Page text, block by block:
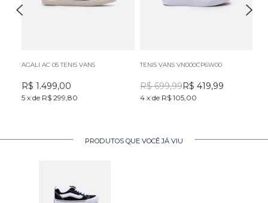
AGALI AC 05 TENIS VANS
R$ 1.499,00
5 x de R$ 299,80
TENIS VANS VN000CP6W00
R$ 699,99R$ 419,99
4 x de R$ 105,00
PRODUTOS QUE VOCÊ JÁ VIU